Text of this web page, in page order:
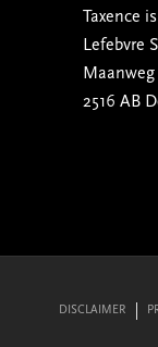
Taxence
Lefebvre
Maanweg
2516 AB
DISCLAIMER